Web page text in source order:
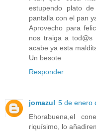
estupendo plato
pantalla con el pan
Aprovecho para
nos traiga a tod@s
acabe ya esta
Un besote
Responder
jomazul 5 de enero
Ehorabuena,el
riquísimo, lo